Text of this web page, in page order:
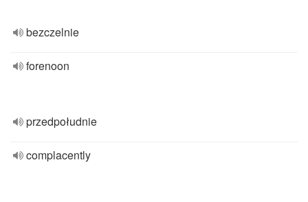
bezczelnie
forenoon
przedpołudnie
complacently